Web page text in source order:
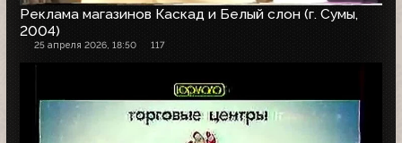
Реклама магазинов Каскад и Белый слон (г. Сумы,
2004)
25 апреля 2026, 18:50 117